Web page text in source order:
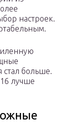
настроек.
стал больше.
лучше